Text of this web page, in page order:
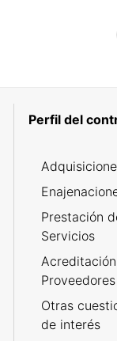
Perfil del
Prestación
Servicios
Proveedores
Otras
de interés